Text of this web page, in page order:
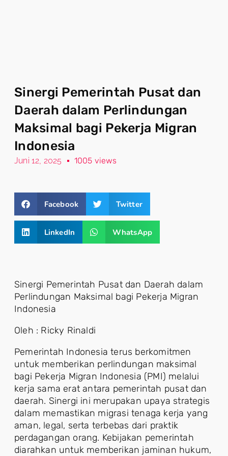
Sinergi Pemerintah Pusat dan
Daerah dalam Perlindungan
Maksimal bagi Pekerja Migran
Indonesia
Juni 12, 2025 1005 views
Facebook Twitter
LinkedIn WhatsApp
Sinergi Pemerintah Pusat dan Daerah dalam
Perlindungan Maksimal bagi Pekerja Migran
Indonesia
Oleh : Ricky Rinaldi
Pemerintah Indonesia terus berkomitmen
untuk memberikan perlindungan maksimal
bagi Pekerja Migran Indonesia (PMI) melalui
kerja sama erat antara pemerintah pusat dan
daerah. Sinergi ini merupakan upaya strategis
dalam memastikan migrasi tenaga kerja yang
aman, legal, serta terbebas dari praktik
perdagangan orang. Kebijakan pemerintah
diarahkan untuk memberikan jaminan hukum,